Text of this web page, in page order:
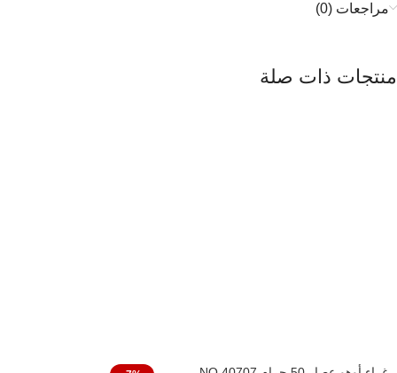
مراجعات (0)
منتجات ذات صلة